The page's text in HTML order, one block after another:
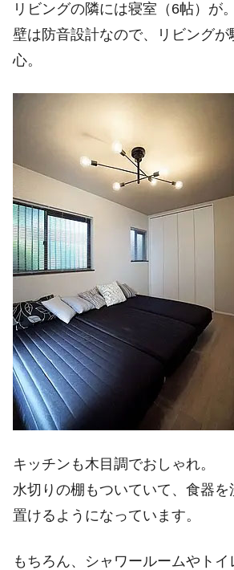
リビングの隣には寝室（6帖）が。
壁は防音設計なので、リビングが
心。
キッチンも木目調でおしゃれ。
水切りの棚もついていて、食器を
置けるようになっています。
もちろん、シャワールームやト